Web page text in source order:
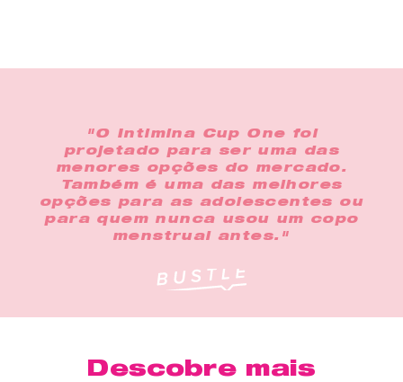
"O Intimina Cup One foi
projetado para ser uma das
menores opções do mercado.
Também é uma das melhores
opções para as adolescentes ou
para quem nunca usou um copo
menstrual antes."
Descobre mais